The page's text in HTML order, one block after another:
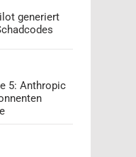
generiert
5: Anthropic